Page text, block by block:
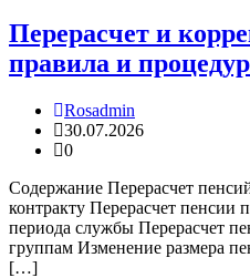
Перерасчет и
правила и
Rosadmin
30.07.2026
0
Содержание Перерасчет
контракту Перерасчет пенсии
периода службы Перерасчет
группам Изменение размера
[…]